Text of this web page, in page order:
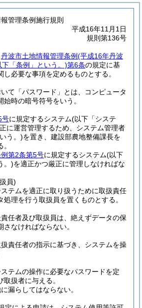
管理条例施行規則
平成16年11月1日
規則第136号
丹波市土地情報管理条例(平成16年丹波
「条例」という。)第6条の規定に基
し必要な事項を定めるものとする。
て「パスワード」とは、コンピュータ
時の暗号符号をいう。
号に規定するシステム(以下「システ
に運営管理するため、システム管理者
う。)を置き、建設部農地整備課長を
第2条第5号に規定するシステム(以下
。)を適正かつ厳正に管理しなければな
員)
テムを適正に取り扱うために取扱責任
理を行う取扱員を置くものとする。
任者及び取扱員は、絶えずデータの保
なければならない。
責任者の指示に基づき、システムを操
テムの操作に必要なパスワードを定
扱者に与える。
漏らしてはならない。